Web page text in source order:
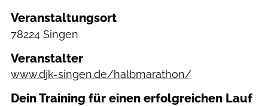
Veranstaltungsort
78224 Singen
Veranstalter
www.djk-singen.de/halbmarathon/
Dein Training für einen erfolgreichen Lauf